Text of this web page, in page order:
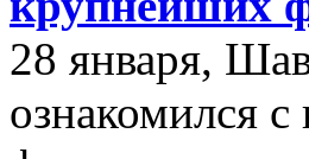
28 января,
ознакомился